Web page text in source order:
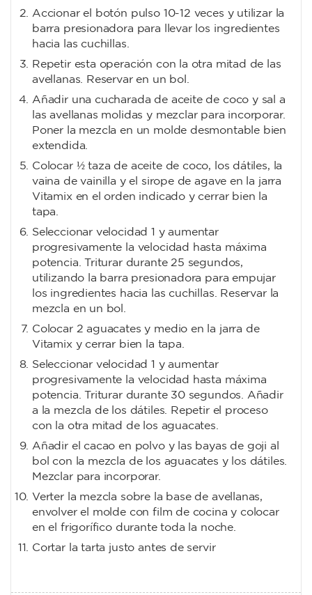
Accionar el botón pulso 10-12 veces y utilizar la
barra presionadora para llevar los ingredientes
hacia las cuchillas.
Repetir esta operación con la otra mitad de las
avellanas. Reservar en un bol.
Añadir una cucharada de aceite de coco y sal a
las avellanas molidas y mezclar para incorporar.
Poner la mezcla en un molde desmontable bien
extendida.
Colocar ½ taza de aceite de coco, los dátiles, la
vaina de vainilla y el sirope de agave en la jarra
Vitamix en el orden indicado y cerrar bien la
tapa.
Seleccionar velocidad 1 y aumentar
progresivamente la velocidad hasta máxima
potencia. Triturar durante 25 segundos,
utilizando la barra presionadora para empujar
los ingredientes hacia las cuchillas. Reservar la
mezcla en un bol.
Colocar 2 aguacates y medio en la jarra de
Vitamix y cerrar bien la tapa.
Seleccionar velocidad 1 y aumentar
progresivamente la velocidad hasta máxima
potencia. Triturar durante 30 segundos. Añadir
a la mezcla de los dátiles. Repetir el proceso
con la otra mitad de los aguacates.
Añadir el cacao en polvo y las bayas de goji al
bol con la mezcla de los aguacates y los dátiles.
Mezclar para incorporar.
Verter la mezcla sobre la base de avellanas,
envolver el molde con film de cocina y colocar
en el frigorífico durante toda la noche.
Cortar la tarta justo antes de servir